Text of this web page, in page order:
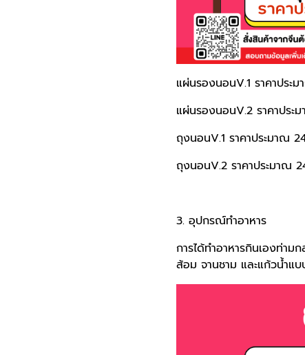
แผ่นรองนอนV.1 ราคาประ
แผ่นรองนอนV.2 ราคาประ
ถุงนอนV.1 ราคาประมาณ
ถุงนอนV.2 ราคาประมาณ
3. อุปกรณ์ทำอาหาร
การได้ทำอาหารกินเองท่า
ส้อม จานชาม และแก้วน้ำแบ